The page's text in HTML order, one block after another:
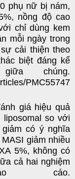
phụ nữ bị nám,
nồng độ cao
chỉ dùng kem
mỗi ngày trong
cải thiện theo
biệt đáng kể
chúng.
giá hiệu quả
so với
có ý nghĩa
giảm nhiều
5%, không có
cả hai nghiệm
cáo.